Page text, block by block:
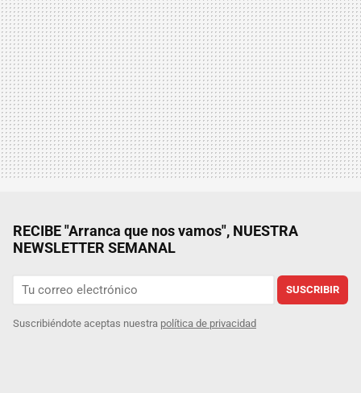
RECIBE "Arranca que nos vamos", NUESTRA
NEWSLETTER SEMANAL
SUSCRIBIR
Suscribiéndote aceptas nuestra política de privacidad